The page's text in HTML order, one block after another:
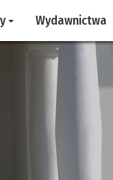
Wydawnictwa